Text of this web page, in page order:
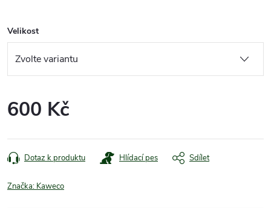
Velikost
600 Kč
cena:
Dotaz k produktu Hlídací pes Sdílet
Značka: Kaweco